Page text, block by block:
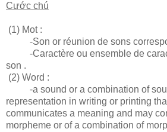
Cước chú
(1) Mot :
-Son or réunion de sons
-Caractère ou ensemble de
son .
(2) Word :
-a sound or a combination of
representation in writing or printing
communicates a meaning and may
morpheme or of a combination of